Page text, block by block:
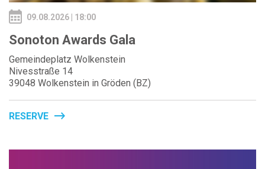
09.08.2026 | 18:00
Sonoton Awards Gala
Gemeindeplatz Wolkenstein
Nivesstraße 14
39048 Wolkenstein in Gröden (BZ)
RESERVE